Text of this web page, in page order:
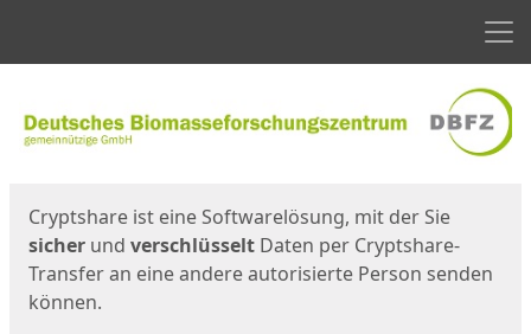
Cryptshare ist eine Softwarelösung, mit der Sie
sicher und verschlüsselt Daten per Cryptshare-
Transfer an eine andere autorisierte Person senden
können.